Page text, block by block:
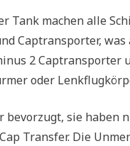
Tank machen alle
Captransporter,
2
oder
sie haben
Transfer. Die